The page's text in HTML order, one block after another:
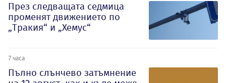
През следващата седмица
променят движението по
„Тракия“ и „Хемус“
7 часа
Пълно слънчево затъмнение